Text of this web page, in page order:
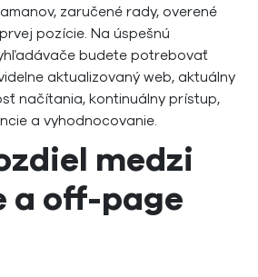
zaručené rady, overené
pozície. Na úspešnú
budete potrebovať
aktualizovaný web, aktuálny
načítania, kontinuálny prístup,
a vyhodnocovanie.
medzi
a off-page